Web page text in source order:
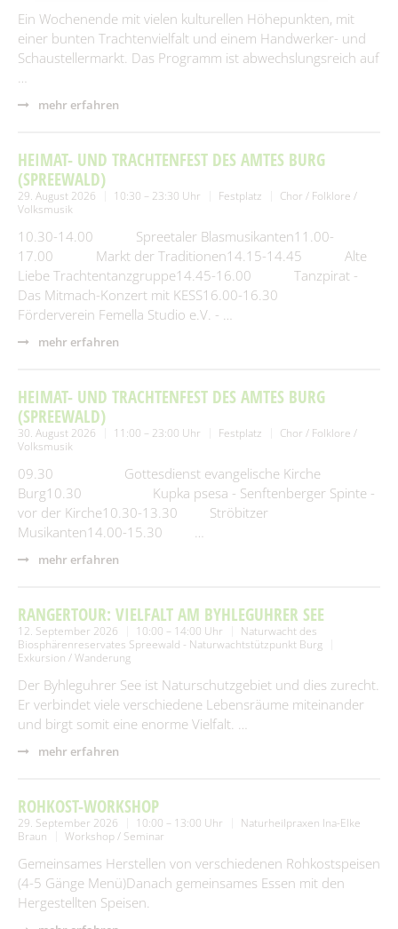
Ein Wochenende mit vielen kulturellen Höhepunkten, mit
einer bunten Trachtenvielfalt und einem Handwerker- und
Schaustellermarkt. Das Programm ist abwechslungsreich auf
…
mehr erfahren
HEIMAT- UND TRACHTENFEST DES AMTES BURG
(SPREEWALD)
29. August 2026 10:30 – 23:30 Uhr Festplatz
Chor / Folklore /
Volksmusik
10.30-14.00 Spreetaler Blasmusikanten11.00-
17.00 Markt der Traditionen14.15-14.45 Alte
Liebe Trachtentanzgruppe14.45-16.00 Tanzpirat -
Das Mitmach-Konzert mit KESS16.00-16.30
Förderverein Femella Studio e.V. - …
mehr erfahren
HEIMAT- UND TRACHTENFEST DES AMTES BURG
(SPREEWALD)
30. August 2026 11:00 – 23:00 Uhr Festplatz
Chor / Folklore /
Volksmusik
09.30 Gottesdienst evangelische Kirche
Burg10.30 Kupka psesa - Senftenberger Spinte -
vor der Kirche10.30-13.30 Ströbitzer
Musikanten14.00-15.30 …
mehr erfahren
RANGERTOUR: VIELFALT AM BYHLEGUHRER SEE
12. September 2026 10:00 – 14:00 Uhr
Naturwacht des
Biosphärenreservates Spreewald - Naturwachtstützpunkt Burg
Exkursion / Wanderung
Der Byhleguhrer See ist Naturschutzgebiet und dies zurecht.
Er verbindet viele verschiedene Lebensräume miteinander
und birgt somit eine enorme Vielfalt. …
mehr erfahren
ROHKOST-WORKSHOP
29. September 2026 10:00 – 13:00 Uhr
Naturheilpraxen Ina-Elke
Braun
Workshop / Seminar
Gemeinsames Herstellen von verschiedenen Rohkostspeisen
(4-5 Gänge Menü)Danach gemeinsames Essen mit den
Hergestellten Speisen.